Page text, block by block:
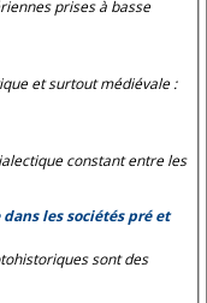
prises à basse
et surtout médiévale :
constant entre les
les sociétés pré et
sont des